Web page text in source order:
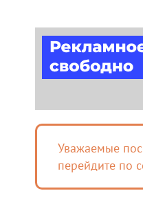
Уважаемые
перейдите по